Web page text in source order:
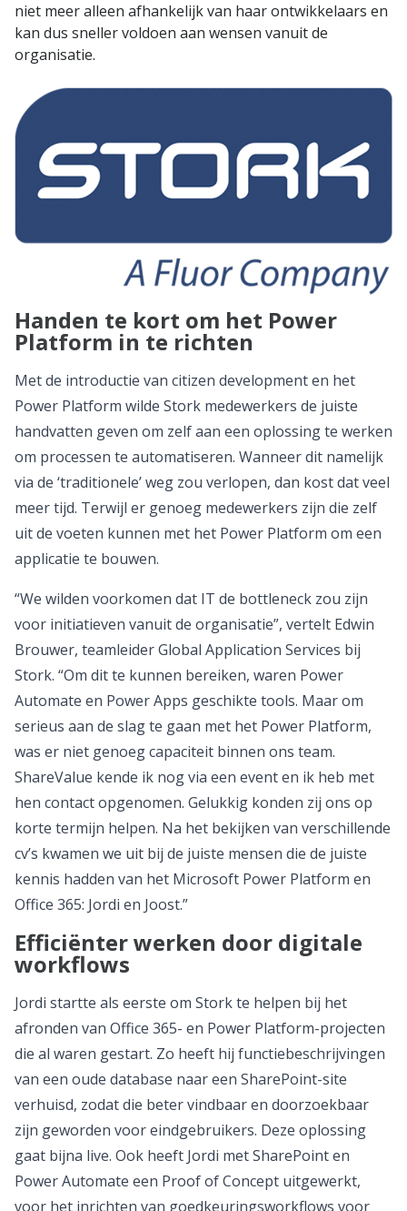
niet meer alleen afhankelijk van haar ontwikkelaars en
kan dus sneller voldoen aan wensen vanuit de
organisatie.
Handen te kort om het Power
Platform in te richten
Met de introductie van citizen development en het
Power Platform wilde Stork medewerkers de juiste
handvatten geven om zelf aan een oplossing te werken
om processen te automatiseren. Wanneer dit namelijk
via de ‘traditionele’ weg zou verlopen, dan kost dat veel
meer tijd. Terwijl er genoeg medewerkers zijn die zelf
uit de voeten kunnen met het Power Platform om een
applicatie te bouwen.
“We wilden voorkomen dat IT de bottleneck zou zijn
voor initiatieven vanuit de organisatie”, vertelt Edwin
Brouwer, teamleider Global Application Services bij
Stork. “Om dit te kunnen bereiken, waren Power
Automate en Power Apps geschikte tools. Maar om
serieus aan de slag te gaan met het Power Platform,
was er niet genoeg capaciteit binnen ons team.
ShareValue kende ik nog via een event en ik heb met
hen contact opgenomen. Gelukkig konden zij ons op
korte termijn helpen. Na het bekijken van verschillende
cv’s kwamen we uit bij de juiste mensen die de juiste
kennis hadden van het Microsoft Power Platform en
Office 365: Jordi en Joost.”
Efficiënter werken door digitale
workflows
Jordi startte als eerste om Stork te helpen bij het
afronden van Office 365- en Power Platform-projecten
die al waren gestart. Zo heeft hij functiebeschrijvingen
van een oude database naar een SharePoint-site
verhuisd, zodat die beter vindbaar en doorzoekbaar
zijn geworden voor eindgebruikers. Deze oplossing
gaat bijna live. Ook heeft Jordi met SharePoint en
Power Automate een Proof of Concept uitgewerkt,
voor het inrichten van goedkeuringsworkflows voor